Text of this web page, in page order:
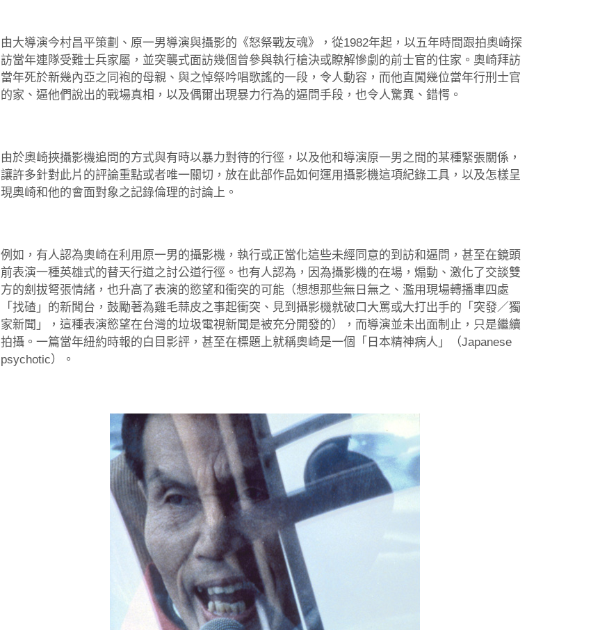
由大導演今村昌平策劃、原一男導演與攝影的《怒祭戰友魂》，從1982年起，以五年時間跟拍奧崎探
訪當年連隊受難士兵家屬，並突襲式面訪幾個曾參與執行槍決或瞭解慘劇的前士官的住家。奧崎拜訪
當年死於新幾內亞之同袍的母親、與之悼祭吟唱歌謠的一段，令人動容，而他直闖幾位當年行刑士官
的家、逼他們說出的戰場真相，以及偶爾出現暴力行為的逼問手段，也令人驚異、錯愕。
由於奧崎挾攝影機追問的方式與有時以暴力對待的行徑，以及他和導演原一男之間的某種緊張關係，
讓許多針對此片的評論重點或者唯一關切，放在此部作品如何運用攝影機這項紀錄工具，以及怎樣呈
現奧崎和他的會面對象之記錄倫理的討論上。
例如，有人認為奧崎在利用原一男的攝影機，執行或正當化這些未經同意的到訪和逼問，甚至在鏡頭
前表演一種英雄式的替天行道之討公道行徑。也有人認為，因為攝影機的在場，煽動、激化了交談雙
方的劍拔弩張情緒，也升高了表演的慾望和衝突的可能（想想那些無日無之、濫用現場轉播車四處
「找碴」的新聞台，鼓勵著為雞毛蒜皮之事起衝突、見到攝影機就破口大罵或大打出手的「突發／獨
家新聞」，這種表演慾望在台灣的垃圾電視新聞是被充分開發的），而導演並未出面制止，只是繼續
拍攝。一篇當年紐約時報的白目影評，甚至在標題上就稱奧崎是一個「日本精神病人」（Japanese
psychotic）。